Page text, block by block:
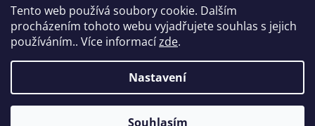
Tento web používá soubory cookie. Dalším
procházením tohoto webu vyjadřujete souhlas s jejich
používáním.. Více informacízde.
Nastavení
Souhlasím
Vytvořil Shoptet